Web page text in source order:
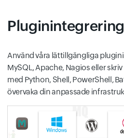
Använd våra lättillgängliga
MySQL, Apache, Nagios eller
med Python, Shell, PowerShell,
övervaka din anpassade